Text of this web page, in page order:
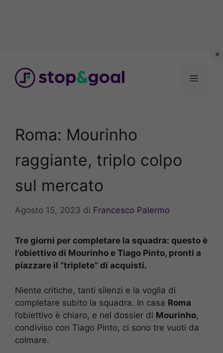
contenuto
Menu
Roma: Mourinho
raggiante, triplo colpo
sul mercato
Agosto 15, 2023 di Francesco Palermo
Tre giorni per completare la squadra: questo è
l’obiettivo di Mourinho e Tiago Pinto, pronti a
piazzare il “triplete” di acquisti.
Niente critiche, tanti silenzi e la voglia di
completare subito la squadra. In casa Roma
l’obiettivo è chiaro, e nel dossier di Mourinho,
condiviso con Tiago Pinto, ci sono tre vuoti da
colmare.